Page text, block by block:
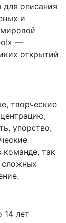
описания
и
—
открытий
творческие
упорство,
команде, так
сложных
14 лет